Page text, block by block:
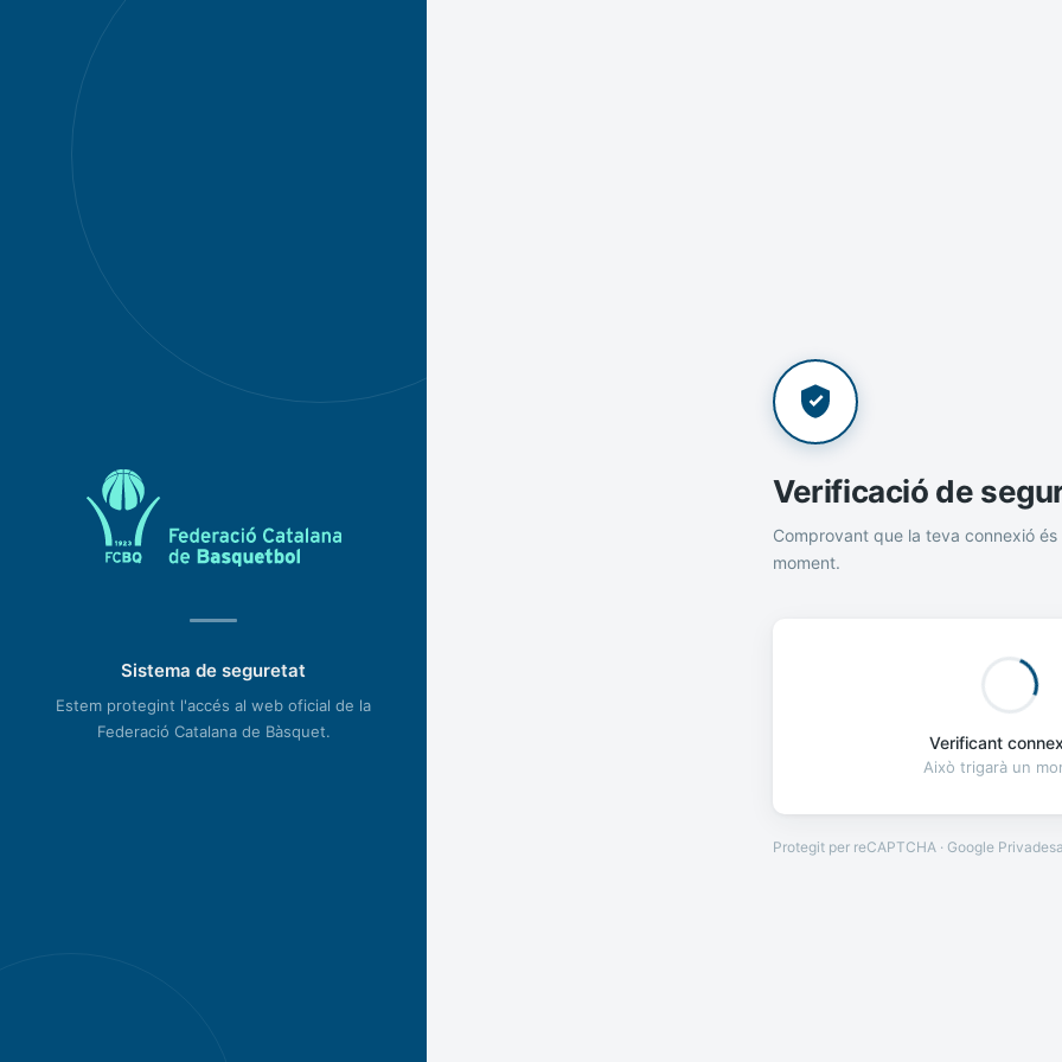
Sistema de seguretat
Estem protegint l'accés al web oficial de la
Federació Catalana de Bàsquet.
Verificació de
Comprovant que la teva connexió és
moment.
Verificant
Això trigarà un
Protegit per reCAPTCHA · Google Privadesa